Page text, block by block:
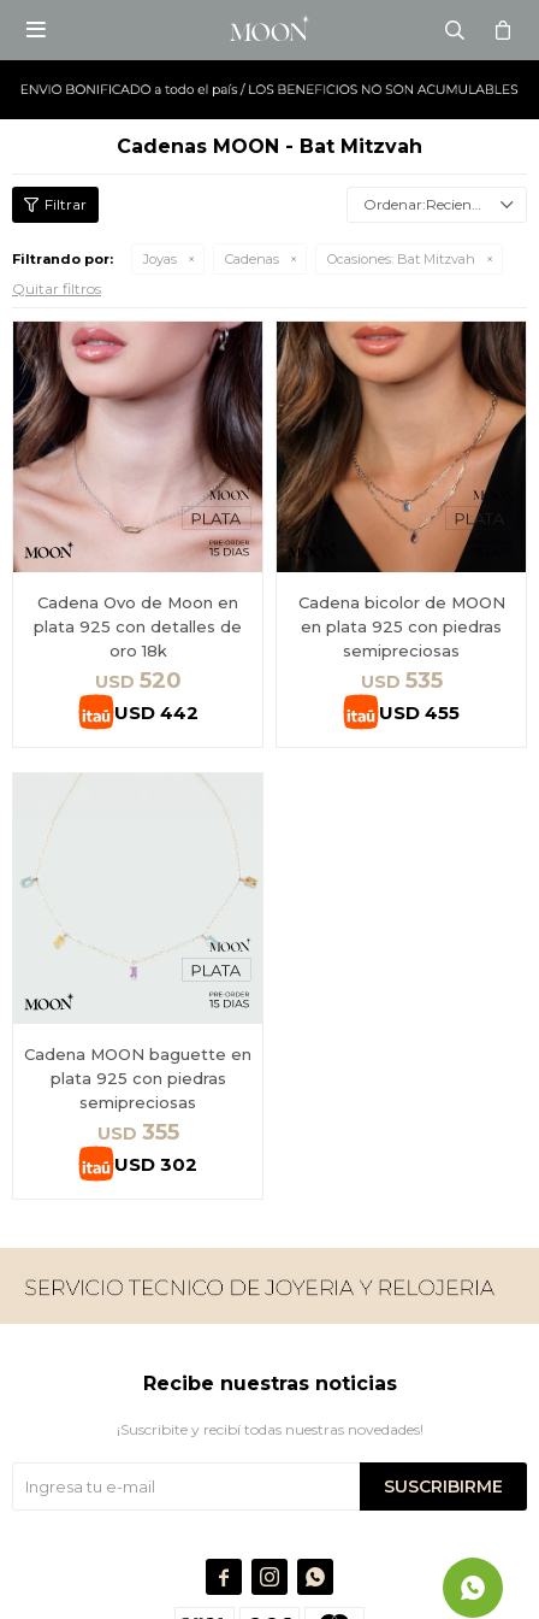

Cadenas MOON - Bat Mitzvah
Recientes
Filtrando por: Joyas Cadenas Ocasiones: Bat Mitzvah
Quitar filtros
Cadena Ovo de Moon en
plata 925 con detalles de
oro 18k
USD 520
USD 442
Cadena bicolor de MOON
en plata 925 con piedras
semipreciosas
USD 535
USD 455
Cadena MOON baguette en
plata 925 con piedras
semipreciosas
USD 355
USD 302
Recibe nuestras noticias
¡Suscribite y recibí todas nuestras novedades!
SUSCRIBIRME
  